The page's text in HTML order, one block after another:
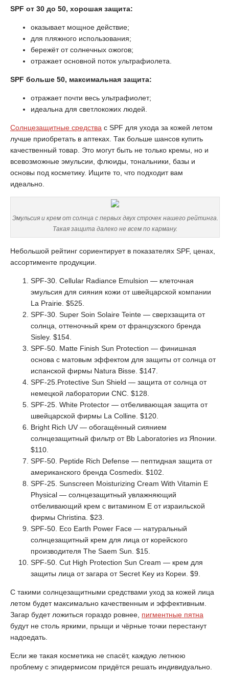
SPF от 30 до 50, хорошая защита:
оказывает мощное действие;
для пляжного использования;
бережёт от солнечных ожогов;
отражает основной поток ультрафиолета.
SPF больше 50, максимальная защита:
отражает почти весь ультрафиолет;
идеальна для светлокожих людей.
Солнцезащитные средства с SPF для ухода за кожей летом
лучше приобретать в аптеках. Так больше шансов купить
качественный товар. Это могут быть не только кремы, но и
всевозможные эмульсии, флюиды, тональники, базы и
основы под косметику. Ищите то, что подходит вам
идеально.
Эмульсия и крем от солнца с первых двух строчек нашего рейтинга.
Такая защита далеко не всем по карману.
Небольшой рейтинг сориентирует в показателях SPF, ценах,
ассортименте продукции.
SPF-30. Cellular Radiance Emulsion — клеточная
эмульсия для сияния кожи от швейцарской компании
La Prairie. $525.
SPF-30. Super Soin Solaire Teintе — сверхзащита от
солнца, оттеночный крем от французского бренда
Sisley. $154.
SPF-50. Matte Finish Sun Protection — финишная
основа с матовым эффектом для защиты от солнца от
испанской фирмы Natura Bisse. $147.
SPF-25.Protective Sun Shield — защита от солнца от
немецкой лаборатории CNC. $128.
SPF-25. White Protector — отбеливающая защита от
швейцарской фирмы La Colline. $120.
Bright Rich UV — обогащённый сиянием
солнцезащитный фильтр от Bb Laboratories из Японии.
$110.
SPF-50. Peptide Rich Defense — пептидная защита от
американского бренда Cosmedix. $102.
SPF-25. Sunscreen Moisturizing Cream With Vitamin E
Physical — солнцезащитный увлажняющий
отбеливающий крем с витамином E от израильской
фирмы Christina. $23.
SPF-50. Eco Earth Power Face — натуральный
солнцезащитный крем для лица от корейского
производителя The Saem Sun. $15.
SPF-50. Cut High Protection Sun Cream — крем для
защиты лица от загара от Secret Key из Кореи. $9.
С такими солнцезащитными средствами уход за кожей лица
летом будет максимально качественным и эффективным.
Загар будет ложиться гораздо ровнее, пигментные пятна
будут не столь яркими, прыщи и чёрные точки перестанут
надоедать.
Если же такая косметика не спасёт, каждую летнюю
проблему с эпидермисом придётся решать индивидуально.